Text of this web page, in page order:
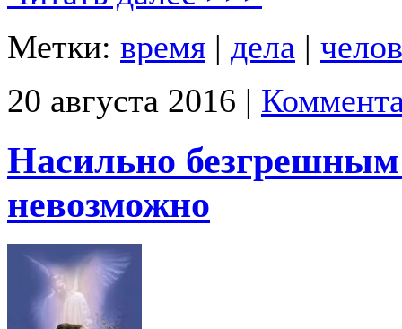
Метки: время | дела |
20 августа 2016 |
Насильно безгрешным
невозможно